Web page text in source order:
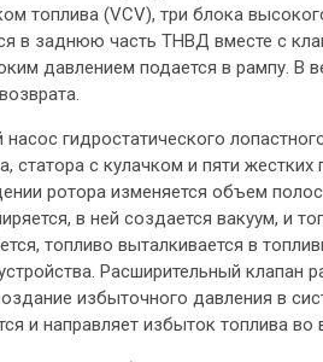
топлива (VCV), три блока
в заднюю часть ТНВД вместе с
давлением подается в рампу. В
гидростатического
статора с кулачком и пяти
ротора изменяется объем
в ней создается вакуум, и
топливо выталкивается в
Расширительный
избыточного давления в
и направляет избыток топлива